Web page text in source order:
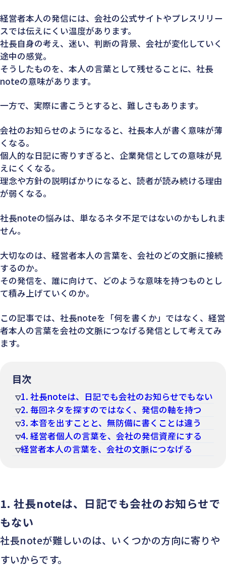
経営者本人の発信には、会社の公式サイトやプレスリリー
スでは伝えにくい温度があります。
社長自身の考え、迷い、判断の背景、会社が変化していく
途中の感覚。
そうしたものを、本人の言葉として残せることに、社長
noteの意味があります。
一方で、実際に書こうとすると、難しさもあります。
会社のお知らせのようになると、社長本人が書く意味が薄
くなる。
個人的な日記に寄りすぎると、企業発信としての意味が見
えにくくなる。
理念や方針の説明ばかりになると、読者が読み続ける理由
が弱くなる。
社長noteの悩みは、単なるネタ不足ではないのかもしれま
せん。
大切なのは、経営者本人の言葉を、会社のどの文脈に接続
するのか。
その発信を、誰に向けて、どのような意味を持つものとし
て積み上げていくのか。
この記事では、社長noteを「何を書くか」ではなく、経営
者本人の言葉を会社の文脈につなげる発信として考えてみ
ます。
目次
1. 社長noteは、日記でも会社のお知らせでもない
2. 毎回ネタを探すのではなく、発信の軸を持つ
3. 本音を出すことと、無防備に書くことは違う
4. 経営者個人の言葉を、会社の発信資産にする
経営者本人の言葉を、会社の文脈につなげる
1.社長noteは、日記でも会社のお知らせで
もない
社長noteが難しいのは、いくつかの方向に寄りや
すいからです。